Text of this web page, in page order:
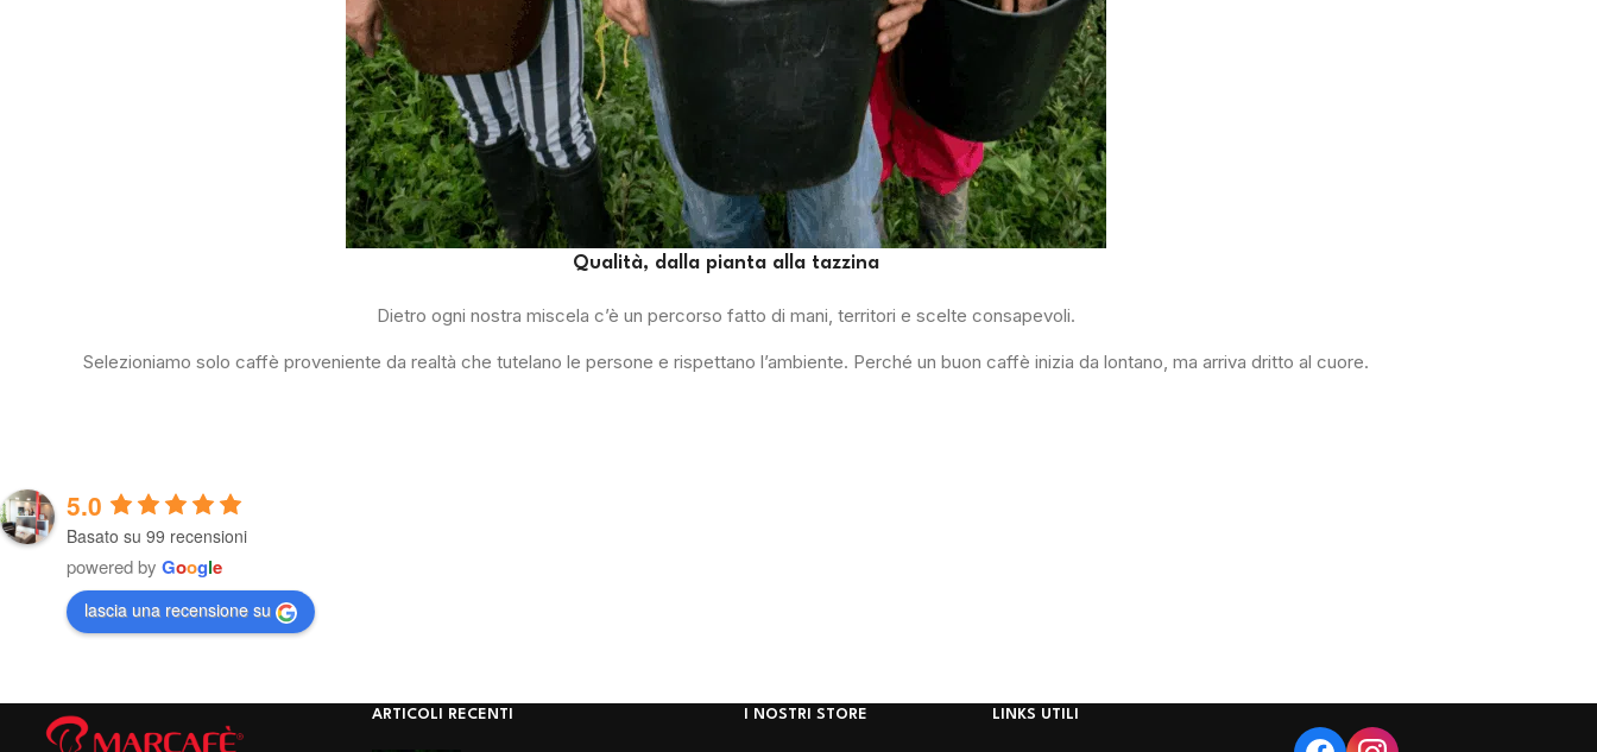
Qualità, dalla pianta alla tazzina
Dietro ogni nostra miscela c’è un percorso fatto di mani, territori e scelte consapevoli.
Selezioniamo solo caffè proveniente da realtà che tutelano le persone e rispettano l’ambiente. Perché un buon caffè inizia da lontano, ma arriva dritto al cuore.
5.0
Basato su 99 recensioni
powered by Google
lascia una recensione su
ARTICOLI RECENTI I NOSTRI STORE LINKS UTILI